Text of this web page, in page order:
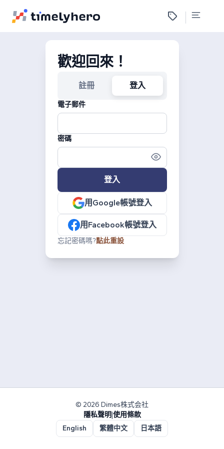
歡迎回來！
註冊 登入
電子郵件
密碼
登入
用Google帳號登入
用Facebook帳號登入
忘記密碼嗎?點此重設
© 2026 Dimes株式会社
隱私聲明|使用條款
English
繁體中文 日本語